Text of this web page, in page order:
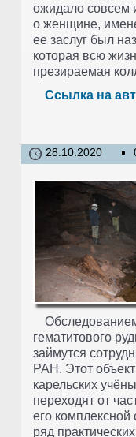
ожидало совсем
о женщине,
ее заслуг был
которая всю
презираемая
Ссылка на
28.10.2020
гематитового
займутся
РАН. Этот
карельских
переходят от
его
ряд